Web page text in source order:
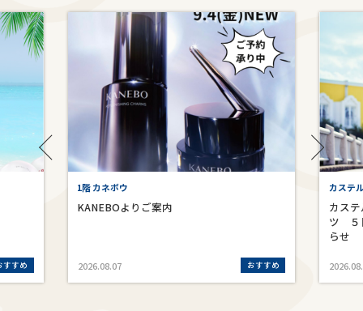
すすめ
1階 カネボウ
KANEBOよりご案内
2026.08.07 おすすめ
カステ
カス
ツ ５
らせ